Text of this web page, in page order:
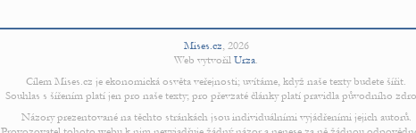
Mises.cz, 2026
Web vytvořil Urza.
Cílem Mises.cz je ekonomická osvěta veřejnosti; uvítáme, když naše texty budete šířit.
Souhlas s šířením platí jen pro naše texty; pro převzaté články platí pravidla původního
Názory prezentované na těchto stránkách jsou individuálními vyjádřeními jejich autorů.